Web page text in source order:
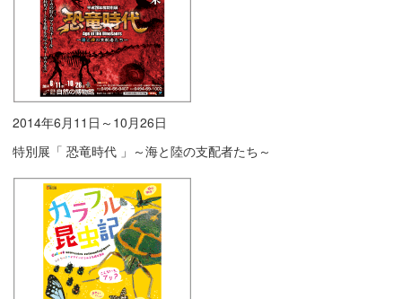
2014年6月11日～10月26日
特別展「 恐竜時代 」～海と陸の支配者たち～